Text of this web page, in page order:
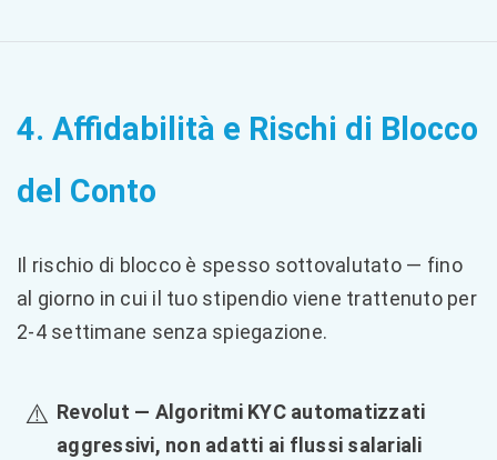
4. Affidabilità e Rischi di Blocco
del Conto
Il rischio di blocco è spesso sottovalutato — fino
al giorno in cui il tuo stipendio viene trattenuto per
2-4 settimane senza spiegazione.
⚠️ Revolut — Algoritmi KYC automatizzati
aggressivi, non adatti ai flussi salariali